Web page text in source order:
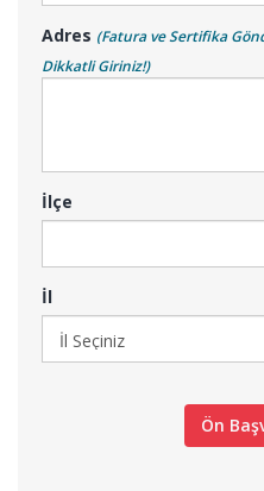
Adres (Fatura ve Sertifika
Dikkatli Giriniz!)
İlçe
İl